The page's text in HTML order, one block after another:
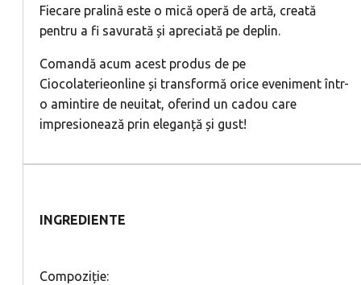
Fiecare pralină este o mică operă de artă, creată
pentru a fi savurată și apreciată pe deplin.
Comandă acum acest produs de pe
Ciocolaterieonline și transformă orice eveniment într-
o amintire de neuitat, oferind un cadou care
impresionează prin eleganță și gust!
INGREDIENTE
Compoziție: